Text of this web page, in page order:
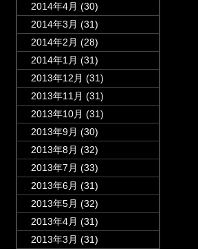
2014年4月 (30)
2014年3月 (31)
2014年2月 (28)
2014年1月 (31)
2013年12月 (31)
2013年11月 (31)
2013年10月 (31)
2013年9月 (30)
2013年8月 (32)
2013年7月 (33)
2013年6月 (31)
2013年5月 (32)
2013年4月 (31)
2013年3月 (31)